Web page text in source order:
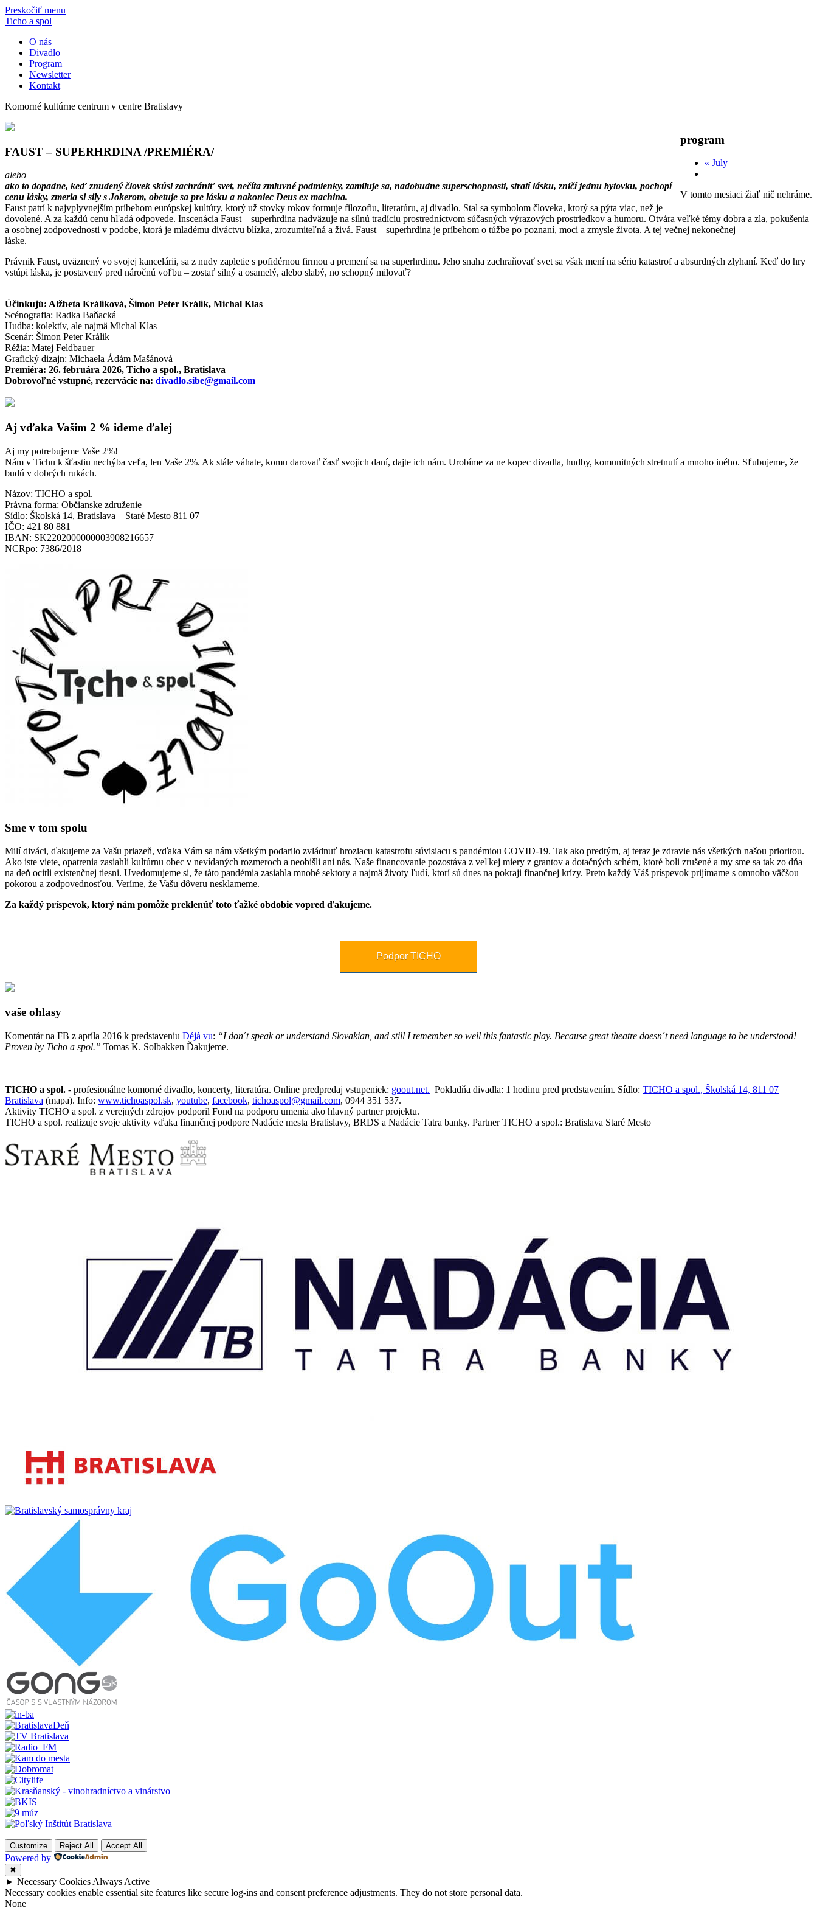
Preskočiť menu
Ticho a spol
O nás
Divadlo
Program
Newsletter
Kontakt
Komorné kultúrne centrum v centre Bratislavy
program
« July
V tomto mesiaci žiaľ nič nehráme.
FAUST – SUPERHRDINA /PREMIÉRA/
alebo
ako to dopadne, keď znudený človek skúsi zachrániť svet, nečíta zmluvné podmienky, zamiluje sa, nadobudne superschopnosti, stratí lásku, zničí jednu bytovku, pochopí
cenu lásky, zmeria si sily s Jokerom, obetuje sa pre lásku a nakoniec Deus ex machina.
Faust patrí k najvplyvnejším príbehom európskej kultúry, ktorý už stovky rokov formuje filozofiu, literatúru, aj divadlo. Stal sa symbolom človeka, ktorý sa pýta viac, než je
dovolené. A za každú cenu hľadá odpovede. Inscenácia Faust – superhrdina nadväzuje na silnú tradíciu prostredníctvom súčasných výrazových prostriedkov a humoru. Otvára veľké témy dobra a zla, pokušenia
a osobnej zodpovednosti v podobe, ktorá je mladému diváctvu blízka, zrozumiteľná a živá. Faust – superhrdina je príbehom o túžbe po poznaní, moci a zmysle života. A tej večnej nekonečnej
láske.
Právnik Faust, uväznený vo svojej kancelárii, sa z nudy zapletie s pofidérnou firmou a premení sa na superhrdinu. Jeho snaha zachraňovať svet sa však mení na sériu katastrof a absurdných zlyhaní. Keď do hry
vstúpi láska, je postavený pred náročnú voľbu – zostať silný a osamelý, alebo slabý, no schopný milovať?
Účinkujú: Alžbeta Králiková, Šimon Peter Králik, Michal Klas
Scénografia: Radka Baňacká
Hudba: kolektív, ale najmä Michal Klas
Scenár: Šimon Peter Králik
Réžia: Matej Feldbauer
Grafický dizajn: Michaela Ádám Mašánová
Premiéra: 26. februára 2026, Ticho a spol., Bratislava
Dobrovoľné vstupné, rezervácie na: divadlo.sibe@gmail.com
Aj vďaka Vašim 2 % ideme ďalej
Aj my potrebujeme Vaše 2%!
Nám v Tichu k šťastiu nechýba veľa, len Vaše 2%. Ak stále váhate, komu darovať časť svojich daní, dajte ich nám. Urobíme za ne kopec divadla, hudby, komunitných stretnutí a mnoho iného. Sľubujeme, že
budú v dobrých rukách.
Názov: TICHO a spol.
Právna forma: Občianske združenie
Sídlo: Školská 14, Bratislava – Staré Mesto 811 07
IČO: 421 80 881
IBAN: SK2202000000003908216657
NCRpo: 7386/2018
Sme v tom spolu
Milí diváci, ďakujeme za Vašu priazeň, vďaka Vám sa nám všetkým podarilo zvládnuť hroziacu katastrofu súvisiacu s pandémiou COVID-19. Tak ako predtým, aj teraz je zdravie nás všetkých našou prioritou.
Ako iste viete, opatrenia zasiahli kultúrnu obec v nevídaných rozmeroch a neobišli ani nás. Naše financovanie pozostáva z veľkej miery z grantov a dotačných schém, ktoré boli zrušené a my sme sa tak zo dňa
na deň ocitli existenčnej tiesni. Uvedomujeme si, že táto pandémia zasiahla mnohé sektory a najmä životy ľudí, ktorí sú dnes na pokraji finančnej krízy. Preto každý Váš príspevok prijímame s omnoho väčšou
pokorou a zodpovednosťou. Veríme, že Vašu dôveru nesklameme.
Za každý príspevok, ktorý nám pomôže preklenúť toto ťažké obdobie vopred ďakujeme.
Podpor TICHO
vaše ohlasy
Komentár na FB z apríla 2016 k predstaveniu Déjà vu: “I don´t speak or understand Slovakian, and still I remember so well this fantastic play. Because great theatre doesn´t need language to be understood!
Proven by Ticho a spol.” Tomas K. Solbakken Ďakujeme.
TICHO a spol. - profesionálne komorné divadlo, koncerty, literatúra. Online predpredaj vstupeniek: goout.net. Pokladňa divadla: 1 hodinu pred predstavením. Sídlo: TICHO a spol., Školská 14, 811 07
Bratislava (mapa). Info: www.tichoaspol.sk, youtube, facebook, tichoaspol@gmail.com, 0944 351 537.
Aktivity TICHO a spol. z verejných zdrojov podporil Fond na podporu umenia ako hlavný partner projektu.
TICHO a spol. realizuje svoje aktivity vďaka finančnej podpore Nadácie mesta Bratislavy, BRDS a Nadácie Tatra banky. Partner TICHO a spol.: Bratislava Staré Mesto
Customize Reject All Accept All
Powered by
✖
► Necessary Cookies Always Active
Necessary cookies enable essential site features like secure log-ins and consent preference adjustments. They do not store personal data.
None